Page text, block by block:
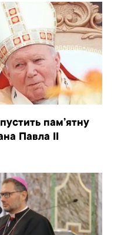
пам’ятну
Павла II